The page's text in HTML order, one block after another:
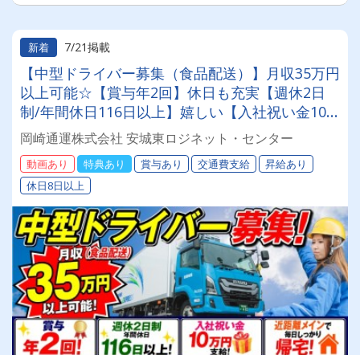
新着 7/21掲載
【中型ドライバー募集（食品配送）】月収35万円
以上可能☆【賞与年2回】休日も充実【週休2日
制/年間休日116日以上】嬉しい【入社祝い金10
万円有】配送エリアも近距離メインで毎日しっか
り帰宅できる！【健康経営優良法人企業認定】
【働きやすい職場認証制度二つ星獲得】の創業75
年の安定企業で働きませんか？
岡崎通運株式会社 安城東ロジネット・センター
動画あり 特典あり 賞与あり 交通費支給
昇給あり
休日8日以上